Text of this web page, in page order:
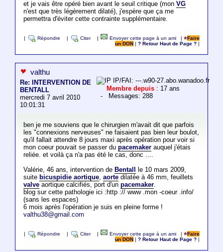
et je vais être opéré bien avant le seuil critique (mon VG
n'est que très légèrement dilaté), j'espère que ça me
permettra d'éviter cette contrainte supplémentaire.
Répondre Citer Envoyer cette page à un ami |
Faire
un DON
|? Retour Haut de Page ?
valthu
Re: INTERVENTION DE
BENTALL
mercredi 7 avril 2010
10:01:31
IP/FAI: ---.w90-27.abo.wanadoo.fr
Membre depuis : 17 ans
- Messages: 288
ben je me souviens que le chirurgien m'avait dit que parfois
les "connexions nerveuses" ne faisaient pas bien leur boulot,
qu'il fallait attendre 8 jours maxi après opération pour voir si
mon coeur pouvait se passer du pacemakerauquel j'étais
reliée. et voilà ça n'a pas été le cas, donc ....
Valérie, 46 ans, intervention de Bentall
le 10 mars 2009,
suite bicuspidie aortique, aortedilatée à 46 mm, feuillets
valveaortique calcifiés, port d'un pacemaker.
blog sur cette pathologie ici :http :// www .mon -coeur .info/
(sans les espaces)
6 mois après l'opération je suis en pleine forme !
valthu38@gmail.com
Répondre Citer Envoyer cette page à un ami |
Faire
un DON
|? Retour Haut de Page ?